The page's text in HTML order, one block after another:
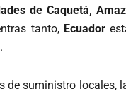
de Caquetá,
tanto, Ecuador
de suministro